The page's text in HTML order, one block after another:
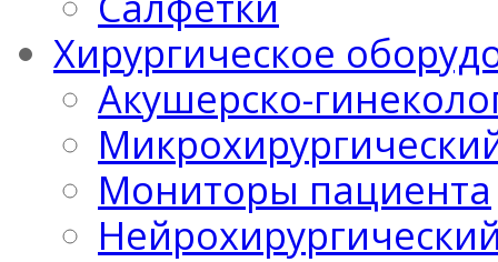
Хирургическое
Акушерско-
Мониторы пациента